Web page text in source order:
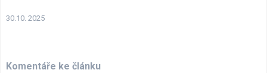
30.10. 2025
Komentáře ke článku